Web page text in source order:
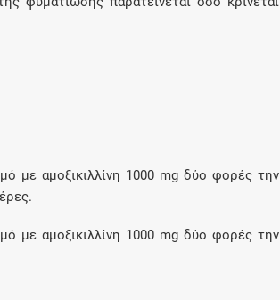
με αμοξικιλλίνη 1000 mg δύο φορές την
με αμοξικιλλίνη 1000 mg δύο φορές την